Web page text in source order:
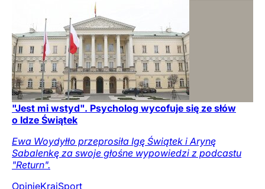
"Jest mi wstyd". Psycholog wycofuje się ze słów
o Idze Świątek
Ewa Woydyłło przeprosiła Igę Świątek i Arynę
Sabalenkę za swoje głośne wypowiedzi z podcastu
"Return".
OpinieKrajSport